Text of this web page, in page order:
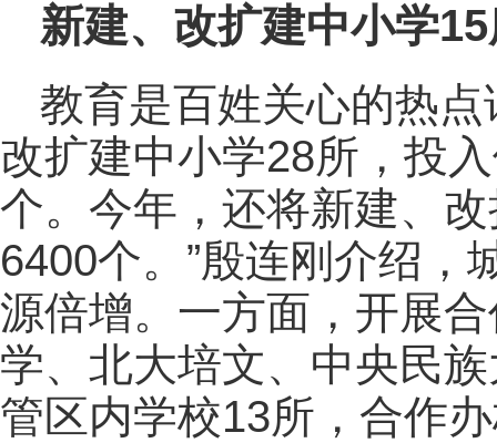
新建、改扩建中小学
教育是百姓关心的热
改扩建中小学28所，投
个。今年，还将新建、
6400个。”殷连刚介绍，
源倍增。一方面，开展
学、北大培文、中央民
管区内学校13所，合作